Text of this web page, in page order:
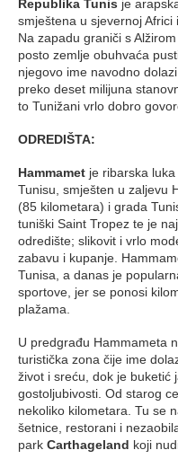
Republika Tunis je
smještena u sjevernoj Africi
Na zapadu graniči s
posto zemlje obuhvaća
njegovo ime navodno
preko deset milijuna
to Tunižani vrlo dobro
ODREDIŠTA:
Hammamet je ribarska
Tunisu, smješten u zaljevu
(85 kilometara) i grada
tuniški Saint Tropez te je
odredište; slikovit i vrlo
zabavu i kupanje.
Tunisa, a danas je
sportove, jer se ponosi
plažama.
U predgrađu Hammameta
turistička zona čije ime
život i sreću, dok je buketić
gostoljubivosti. Od starog
nekoliko kilometara. Tu se
šetnice, restorani i
park Carthageland koji